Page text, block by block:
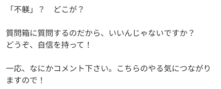
「不躾」？ どこが？
質問箱に質問するのだから、いいんじゃないですか？
どうぞ、自信を持って！
一応、なにかコメント下さい。こちらのやる気につながり
ますので！